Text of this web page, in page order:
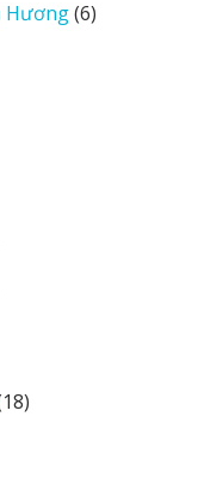
phẩm
Hương 66
1818